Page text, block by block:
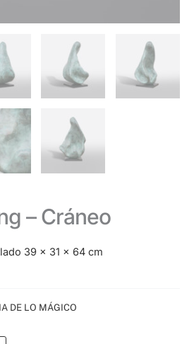
– Cráneo
39 x 31 x 64 cm
DE LO MÁGICO